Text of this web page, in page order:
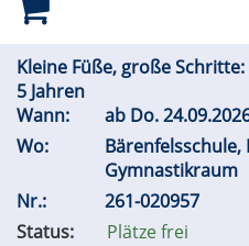
Kleine Füße, große
5 Jahren
Wann:
ab Do.
Wo:
Bärenfelsschule,
Gymnastikraum
Nr.:
261-020957
Status:
Plätze frei